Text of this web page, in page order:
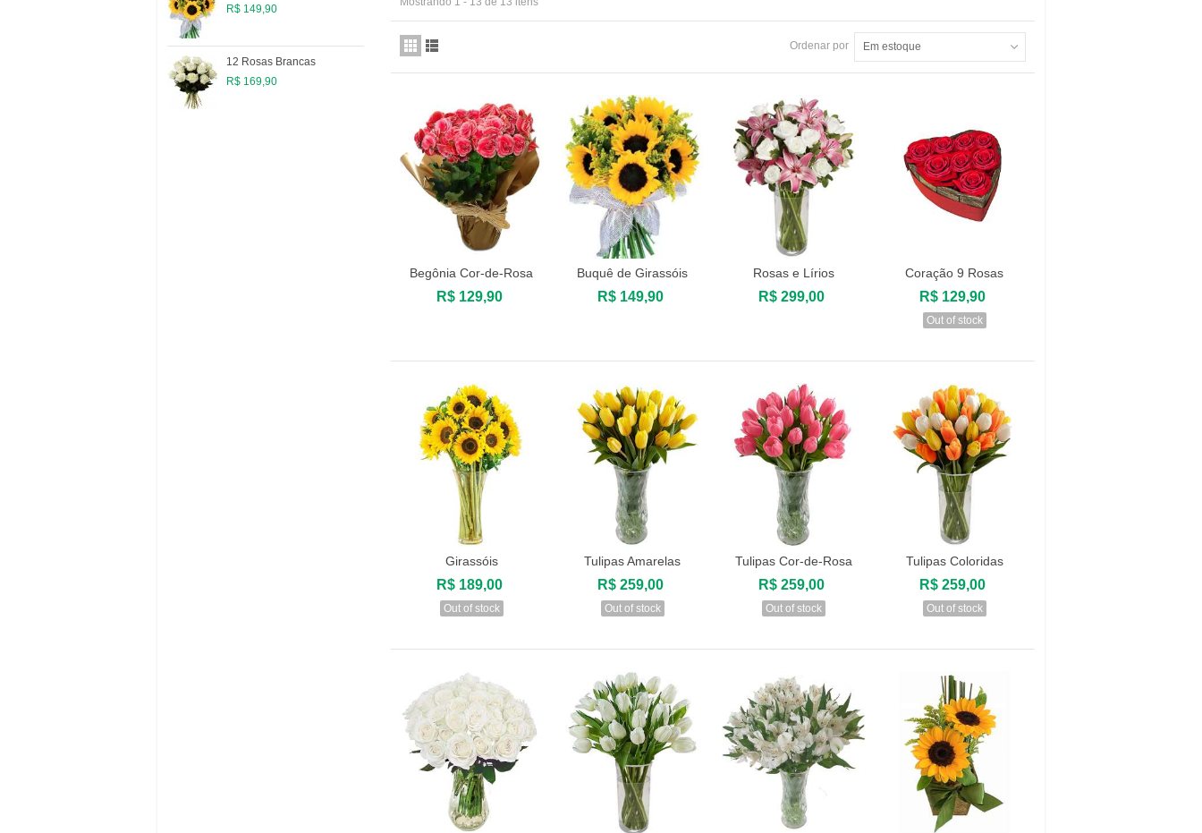
R$ 149,90
12 Rosas Brancas
R$ 169,90
R$ 389,00
Ordenar por Em estoque
Comprar
Begônia Cor-de-Rosa
R$ 129,90
Comprar
Buquê de Girassóis
R$ 149,90
Comprar
Rosas e Lírios
R$ 299,00
Visualizar
Coração 9 Rosas
R$ 129,90
Out of stock
Visualizar
Girassóis
R$ 189,00
Out of stock
Visualizar
Tulipas Amarelas
R$ 259,00
Out of stock
Visualizar
Tulipas Cor-de-Rosa
R$ 259,00
Out of stock
Visualizar
Tulipas Coloridas
R$ 259,00
Out of stock